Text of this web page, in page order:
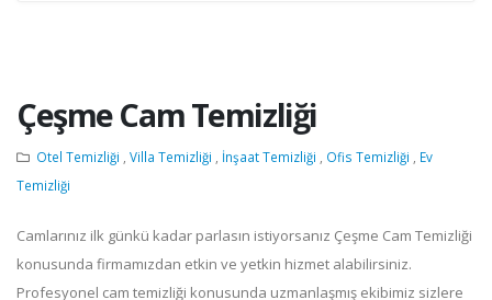
Çeşme Cam Temizliği
Otel Temizliği Villa Temizliği İnşaat Temizliği Ofis Temizliği
Ev
Temizliği
Camlarınız ilk günkü kadar parlasın istiyorsanız Çeşme Cam Temizliği
konusunda firmamızdan etkin ve yetkin hizmet alabilirsiniz.
Profesyonel cam temizliği konusunda uzmanlaşmış ekibimiz sizlere